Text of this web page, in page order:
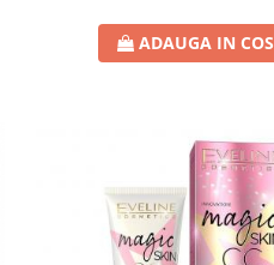
ADAUGA IN COS